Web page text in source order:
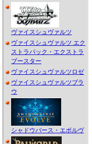
ヴァイスシュヴァルツ
ヴァイスシュヴァルツ エク
ストラパック・エクストラ
ブースター
ヴァイスシュヴァルツロゼ
ヴァイスシュヴァルツブラ
ウ
シャドウバース・エボルヴ